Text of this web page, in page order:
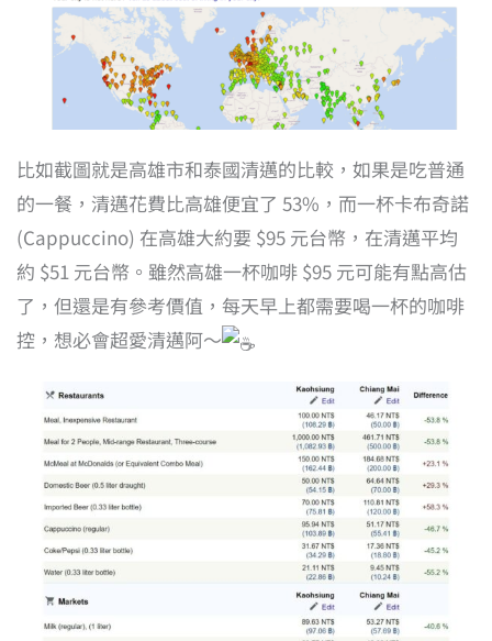
比如截圖就是高雄市和泰國清邁的比較，如果是吃普通
的一餐，清邁花費比高雄便宜了 53%，而一杯卡布奇諾
(Cappuccino) 在高雄大約要 $95 元台幣，在清邁平均
約 $51 元台幣。雖然高雄一杯咖啡 $95 元可能有點高估
了，但還是有參考價值，每天早上都需要喝一杯的咖啡
控，想必會超愛清邁阿～